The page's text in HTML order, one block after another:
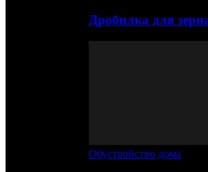
Дробилка для
Обустройство дома